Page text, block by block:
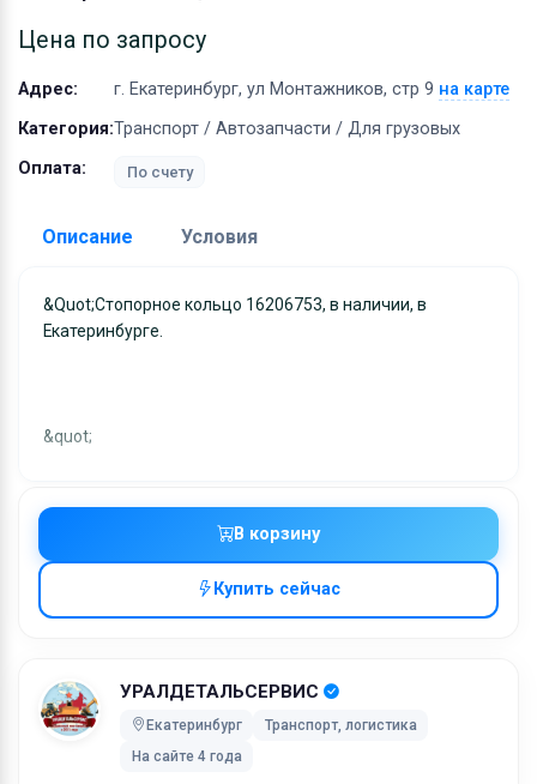
В корзину
Купить сейчас
УРАЛДЕТАЛЬСЕРВИС
Екатеринбург
Транспорт, логистика
На сайте 4 года
Цена по запросу
Адрес: г. Екатеринбург, ул Монтажников, стр 9 на карте
Категория:Транспорт / Автозапчасти / Для грузовых
Оплата:
По счету
Описание Условия
&quot;Стопорное кольцо 16206753, в наличии, в
Екатеринбурге.
&quot;
Доставка:
Адрес самовывоза:
без обязательной подписи. При выборе доставки
через UPS Extra с обязательной подписью, с Вас
будет взиматься дополнительная плата. Перед
выбором способа доставки, просим связаться с
заказа онлайн.
Материалы